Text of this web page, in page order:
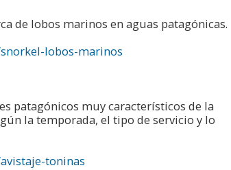
de lobos marinos en aguas patagónicas.
lobos-marinos
patagónicos muy característicos de la
la temporada, el tipo de servicio y lo
toninas